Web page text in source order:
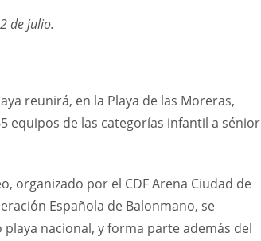
de julio.
reunirá, en la Playa de las Moreras,
equipos de las categorías infantil a sénior
organizado por el CDF Arena Ciudad de
Española de Balonmano, se
nacional, y forma parte además del